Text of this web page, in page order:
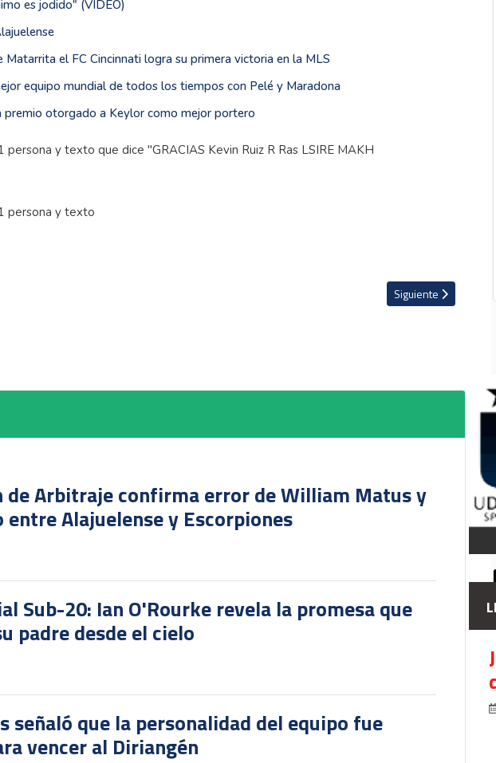
es jodido" (VIDEO)
Matarrita el FC Cincinnati logra su primera victoria en la MLS
equipo mundial de todos los tiempos con Pelé y Maradona
premio otorgado a Keylor como mejor portero
final entre Herediano y Saprissa Artículo siguiente:
Siguiente
de Arbitraje confirma error de William Matus y
entre Alajuelense y Escorpiones
Sub-20: Ian O'Rourke revela la promesa que
padre desde el cielo
señaló que la personalidad del equipo fue
vencer al Diriangén